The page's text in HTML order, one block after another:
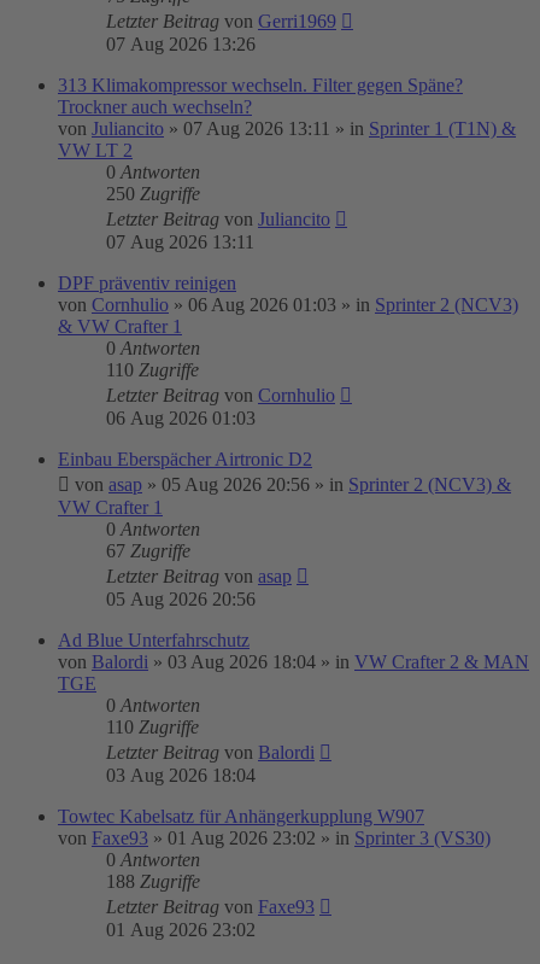
Letzter Beitrag von Gerri1969
07 Aug 2026 13:26
313 Klimakompressor wechseln. Filter gegen Späne?
Trockner auch wechseln?
von Juliancito » 07 Aug 2026 13:11 » in Sprinter 1 (T1N) &
VW LT 2
0 Antworten
250 Zugriffe
Letzter Beitrag von Juliancito
07 Aug 2026 13:11
DPF präventiv reinigen
von Cornhulio » 06 Aug 2026 01:03 » in Sprinter 2 (NCV3)
& VW Crafter 1
0 Antworten
110 Zugriffe
Letzter Beitrag von Cornhulio
06 Aug 2026 01:03
Einbau Eberspächer Airtronic D2
von asap » 05 Aug 2026 20:56 » in Sprinter 2 (NCV3) &
VW Crafter 1
0 Antworten
67 Zugriffe
Letzter Beitrag von asap
05 Aug 2026 20:56
Ad Blue Unterfahrschutz
von Balordi » 03 Aug 2026 18:04 » in VW Crafter 2 & MAN
TGE
0 Antworten
110 Zugriffe
Letzter Beitrag von Balordi
03 Aug 2026 18:04
Towtec Kabelsatz für Anhängerkupplung W907
von Faxe93 » 01 Aug 2026 23:02 » in Sprinter 3 (VS30)
0 Antworten
188 Zugriffe
Letzter Beitrag von Faxe93
01 Aug 2026 23:02